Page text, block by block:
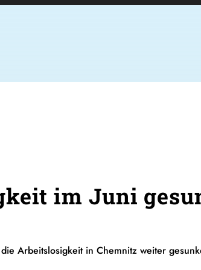
im Juni
Arbeitslosigkeit in Chemnitz weiter